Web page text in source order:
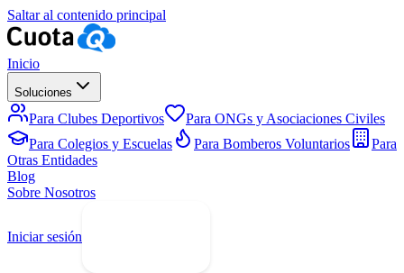
Saltar al contenido principal
Inicio
Soluciones
Para Clubes Deportivos
Para ONGs y Asociaciones Civiles
Para Colegios y Escuelas
Para Bomberos Voluntarios
Para
Otras Entidades
Blog
Sobre Nosotros
Iniciar sesión